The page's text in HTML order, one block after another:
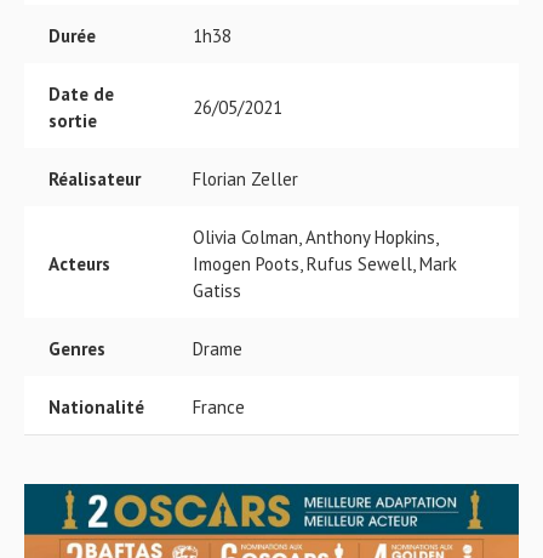
Durée 1h38
Date de
sortie
26/05/2021
Réalisateur Florian Zeller
Acteurs
Olivia Colman, Anthony Hopkins,
Imogen Poots, Rufus Sewell, Mark
Gatiss
Genres Drame
Nationalité France